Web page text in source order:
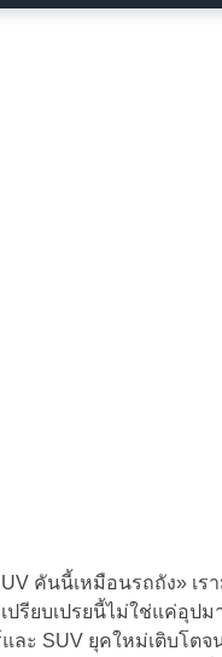
คันนี้เหมือนรถถัง» เ
ปรียบเปรยนี้ไม่ใช่แค่อุปม
ละ SUV ยุคใหม่เติบโต